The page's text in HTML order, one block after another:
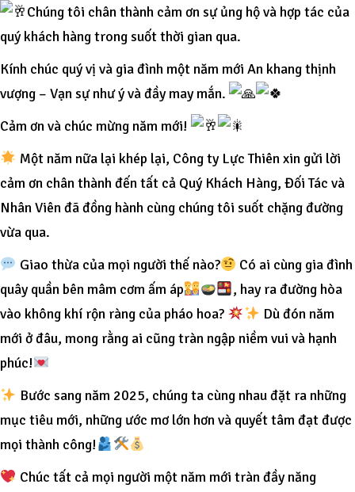
Chúng tôi chân thành cảm ơn sự ủng hộ và hợp tác của
quý khách hàng trong suốt thời gian qua.
Kính chúc quý vị và gia đình một năm mới An khang thịnh
vượng – Vạn sự như ý và đầy may mắn.
Cảm ơn và chúc mừng năm mới!
Một năm nữa lại khép lại, Công ty Lực Thiên xin gửi lời
cảm ơn chân thành đến tất cả Quý Khách Hàng, Đối Tác và
Nhân Viên đã đồng hành cùng chúng tôi suốt chặng đường
vừa qua.
Giao thừa của mọi người thế nào?
Có ai cùng gia đình
quây quần bên mâm cơm ấm áp
, hay ra đường hòa
vào không khí rộn ràng của pháo hoa?
Dù đón năm
mới ở đâu, mong rằng ai cũng tràn ngập niềm vui và hạnh
phúc!
Bước sang năm 2025, chúng ta cùng nhau đặt ra những
mục tiêu mới, những ước mơ lớn hơn và quyết tâm đạt được
mọi thành công!
Chúc tất cả mọi người một năm mới tràn đầy năng